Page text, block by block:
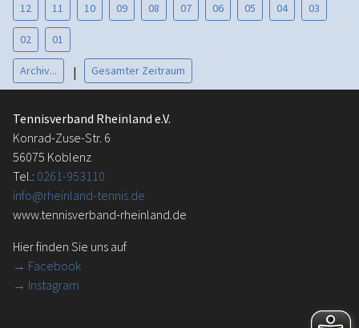
12 11 10 09 08 07 06 05 04 03
02 01
Archiv... | Gesamter Zeitraum
Tennisverband Rheinland e.V.
Konrad-Zuse-Str. 6
56075 Koblenz
Tel.: 0261-953110
info@rheinland-tennis.de
www.tennisverband-rheinland.de
Hier finden Sie uns auf
→ Facebook
→ Instagram